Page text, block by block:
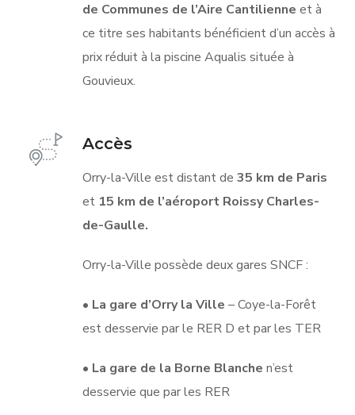
de Communes de l’Aire Cantilienne et à
ce titre ses habitants bénéficient d’un accès à
prix réduit à la piscine Aqualis située à
Gouvieux.
Accès
Orry-la-Ville est distant de35 km de Paris
et 15 km de l’aéroport Roissy Charles-
de-Gaulle.
Orry-la-Ville possède deux gares SNCF :
• La gare d’Orry la Ville – Coye-la-Forêt
est desservie par le RER D et par les TER
• La gare de la Borne Blanche n’est
desservie que par les RER